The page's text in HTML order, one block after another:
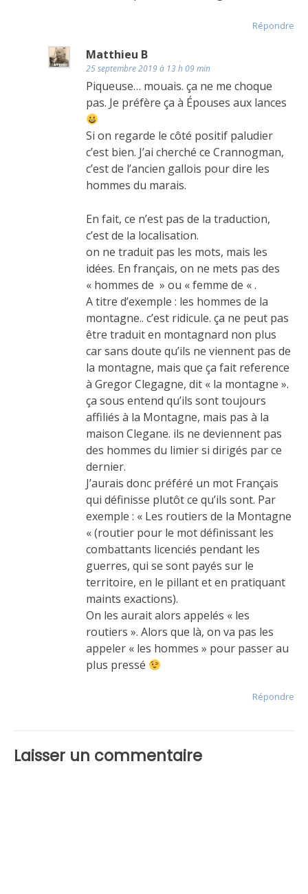
Répondre
Matthieu B
25 septembre 2019 à 13 h 09 min
Piqueuse… mouais. ça ne me choque
pas. Je préfère ça à Épouses aux lances
Si on regarde le côté positif paludier
c’est bien. J’ai cherché ce Crannogman,
c’est de l’ancien gallois pour dire les
hommes du marais.
En fait, ce n’est pas de la traduction,
c’est de la localisation.
on ne traduit pas les mots, mais les
idées. En français, on ne mets pas des
« hommes de » ou « femme de « .
A titre d’exemple : les hommes de la
montagne.. c’est ridicule. ça ne peut pas
être traduit en montagnard non plus
car sans doute qu’ils ne viennent pas de
la montagne, mais que ça fait reference
à Gregor Clegagne, dit « la montagne ».
ça sous entend qu’ils sont toujours
affiliés à la Montagne, mais pas à la
maison Clegane. ils ne deviennent pas
des hommes du limier si dirigés par ce
dernier.
J’aurais donc préféré un mot Français
qui définisse plutôt ce qu’ils sont. Par
exemple : « Les routiers de la Montagne
« (routier pour le mot définissant les
combattants licenciés pendant les
guerres, qui se sont payés sur le
territoire, en le pillant et en pratiquant
maints exactions).
On les aurait alors appelés « les
routiers ». Alors que là, on va pas les
appeler « les hommes » pour passer au
plus pressé
Répondre
Laisser un commentaire